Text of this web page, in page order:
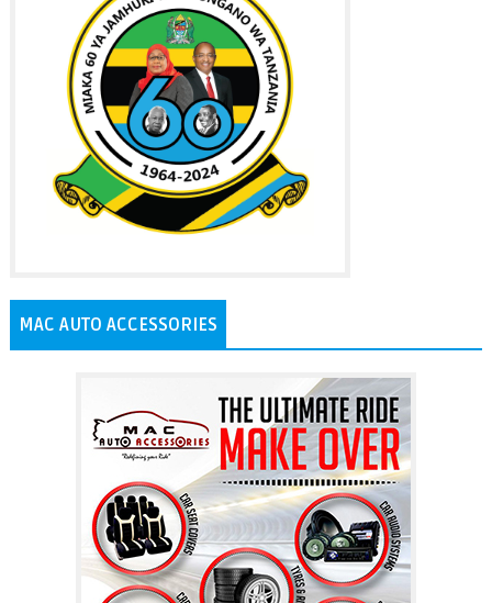
MAC AUTO ACCESSORIES